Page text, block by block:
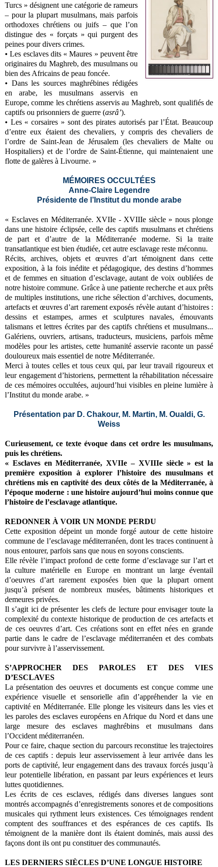
Turcs » désignent une catégorie de rameurs
– pour la plupart musulmans, mais parfois
orthodoxes chrétiens ou juifs – que l’on
distingue des « forçats » qui purgent des
peines pour divers crimes.
• Les esclaves dits « Maures » peuvent être
originaires du Maghreb, des musulmans ou
bien des Africains de peau foncée.
• Dans les sources maghrébines rédigées
en arabe, les musulmans asservis en
Europe, comme les chrétiens asservis au Maghreb, sont qualifiés de
captifs ou prisonniers de guerre (asrâ’).
• Les « corsaires » sont des pirates autorisés par l’État. Beaucoup
d’entre eux étaient des chevaliers, y compris des chevaliers de
l’ordre de Saint-Jean de Jérusalem (les chevaliers de Malte ou
Hospitaliers) et de l’ordre de Saint-Étienne, qui maintenaient une
flotte de galères à Livourne. »
MÉMOIRES OCCULTÉES
Anne-Claire Legendre
Présidente de l’Institut du monde arabe
« Esclaves en Méditerranée. XVIIe - XVIIIe siècle » nous plonge
dans une histoire éclipsée, celle des captifs musulmans et chrétiens
de part et d’autre de la Méditerranée moderne. Si la traite
transatlantique est bien étudiée, cet autre esclavage reste méconnu.
Récits, archives, objets et œuvres d’art témoignent dans cette
exposition, à la fois inédite et pédagogique, des destins d’hommes
et de femmes en situation d’esclavage, autant de voix oubliées de
notre histoire commune. Grâce à une patiente recherche et aux prêts
de multiples institutions, une riche sélection d’archives, documents,
artefacts et œuvres d’art rarement exposés révèle autant d’histoires :
dessins et estampes, armes et sculptures navales, émouvants
talismans et lettres écrites par des captifs chrétiens et musulmans...
Galériens, ouvriers, artisans, traducteurs, musiciens, parfois même
modèles pour les artistes, cette humanité asservie raconte un passé
douloureux mais essentiel de notre Méditerranée.
Merci à toutes celles et tous ceux qui, par leur travail rigoureux et
leur engagement d’historiens, permettent la réhabilitation nécessaire
de ces mémoires occultées, aujourd’hui visibles en pleine lumière à
l’Institut du monde arabe. »
Présentation par D. Chakour, M. Martin, M. Oualdi, G.
Weiss
Curieusement, ce texte évoque dans cet ordre les musulmans,
puis les chrétiens.
« Esclaves en Méditerranée, XVIIe – XVIIIe siècle » est la
première exposition à explorer l’histoire des musulmans et
chrétiens mis en captivité des deux côtés de la Méditerranée, à
l’époque moderne : une histoire aujourd’hui moins connue que
l’histoire de l’esclavage atlantique.
REDONNER À VOIR UN MONDE PERDU
Cette exposition dépeint un monde forgé autour de cette histoire
commune de l’esclavage méditerranéen, dont les traces continuent à
nous entourer, parfois sans que nous en soyons conscients.
Elle révèle l’impact profond de cette forme d’esclavage sur l’art et
la culture matérielle en Europe en montrant un large éventail
d’oeuvres d’art rarement exposées bien que la plupart ornent
jusqu’à présent de nombreux musées, bâtiments historiques et
demeures privées.
Il s’agit ici de présenter les clefs de lecture pour envisager toute la
complexité du contexte historique de production de ces artefacts et
de ces oeuvres d’art. Ces créations sont en effet nées en grande
partie dans le cadre de l’esclavage méditerranéen et des combats
pour survivre à l’asservissement.
S’APPROCHER DES PAROLES ET DES VIES
D’ESCLAVES
La présentation des oeuvres et documents est conçue comme une
expérience visuelle et sensorielle afin d’appréhender la vie en
captivité en Méditerranée. Elle plonge les visiteurs dans les vies et
les paroles des esclaves européens en Afrique du Nord et dans une
large mesure des esclaves maghrébins et musulmans dans
l’Occident méditerranéen.
Pour ce faire, chaque section du parcours reconstitue les trajectoires
de ces captifs : depuis leur asservissement à leur arrivée dans les
ports de captivité, leur engagement dans des travaux forcés jusqu’à
leur potentielle libération, en passant par leurs expériences et leurs
luttes quotidiennes.
Les écrits de ces esclaves, rédigés dans diverses langues sont
montrés accompagnés d’enregistrements sonores et de compositions
musicales qui rythment leurs existences. Ces témoignages rendent
comptent des souffrances et des espérances de ces captifs. Ils
témoignent de la manière dont ils étaient dominés, mais aussi des
façons dont ils ont pu constituer des communautés.
LES DERNIERS SIÈCLES D’UNE LONGUE HISTOIRE